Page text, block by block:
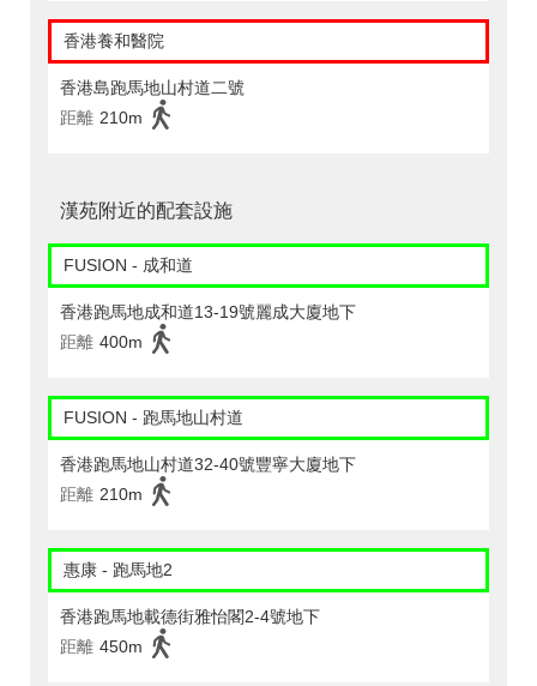
香港養和醫院
香港島跑馬地山村道二號
距離 210m
漢苑附近的配套設施
FUSION - 成和道
香港跑馬地成和道13-19號麗成大廈地下
距離 400m
FUSION - 跑馬地山村道
香港跑馬地山村道32-40號豐寧大廈地下
距離 210m
惠康 - 跑馬地2
香港跑馬地載德街雅怡閣2-4號地下
距離 450m